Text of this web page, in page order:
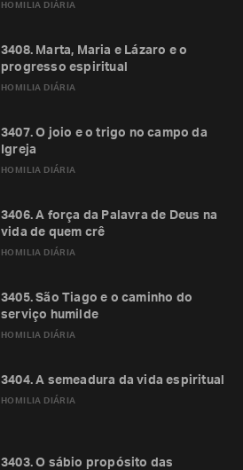
HOMILIA DIÁRIA
HOMILIA DIÁRIA
3408. Marta, Maria e Lázaro e o
progresso espiritual
HOMILIA DIÁRIA
3407. O joio e o trigo no campo da
Igreja
HOMILIA DIÁRIA
3406. A força da Palavra de Deus na
vida de quem crê
HOMILIA DIÁRIA
3405. São Tiago e o caminho do
serviço humilde
HOMILIA DIÁRIA
3404. A semeadura da vida espiritual
3403. O sábio propósito das